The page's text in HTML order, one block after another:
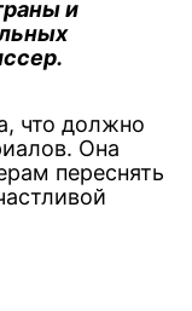
и
что должно
Она
переснять